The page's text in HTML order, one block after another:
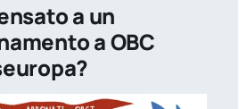
a un
a OBC